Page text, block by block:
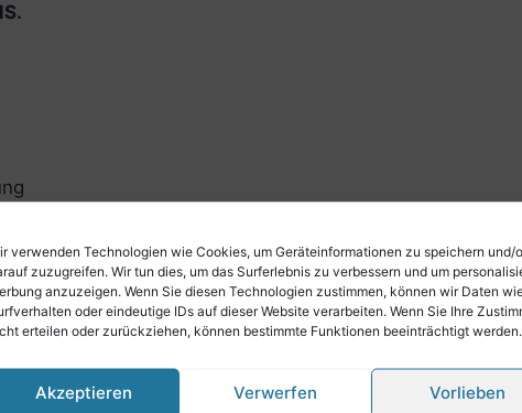
verwenden Technologien wie Cookies, um Geräteinformationen zu speichern und/
zuzugreifen. Wir tun dies, um das Surferlebnis zu verbessern und um
anzuzeigen. Wenn Sie diesen Technologien zustimmen, können wir Daten
oder eindeutige IDs auf dieser Website verarbeiten. Wenn Sie Ihre
erteilen oder zurückziehen, können bestimmte Funktionen beeinträchtigt werden.
Akzeptieren Verwerfen Vorlieben
Klettband